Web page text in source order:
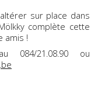
sur place dans
complète cette
amis !
084/21.08.90 ou